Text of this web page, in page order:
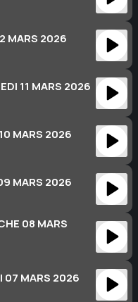
MARS 2026
11 MARS 2026
MARS 2026
MARS 2026
08 MARS
07 MARS 2026